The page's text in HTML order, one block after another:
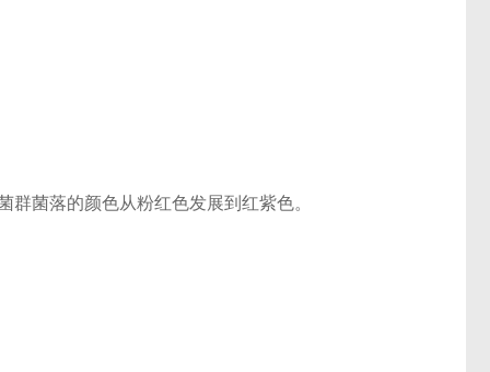
菌落的颜色从粉红色发展到红紫色。